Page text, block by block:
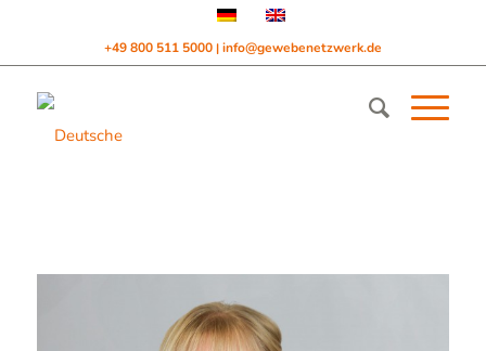
+49 800 511 5000 | info@gewebenetzwerk.de